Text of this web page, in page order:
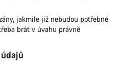
jakmile již nebudou potřebné
brát v úvahu právně